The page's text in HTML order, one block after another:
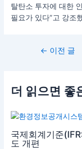
탈탄소 투자에 대한
필요가 있다”고 강조
← 이전 글
더 읽으면 좋
국제회계기준
도 개편